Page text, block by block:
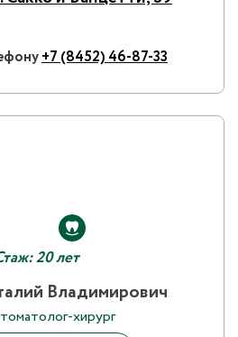
+7 (8452) 46-87-33
20 лет
Владимирович
хирург